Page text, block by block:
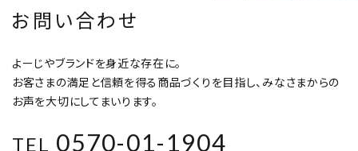
お問い合わせ
よーじやブランドを身近な存在に。
お客さまの満足と信頼を得る商品づくりを目指し、みなさまからの
お声を大切にしてまいります。
TEL 0570-01-1904